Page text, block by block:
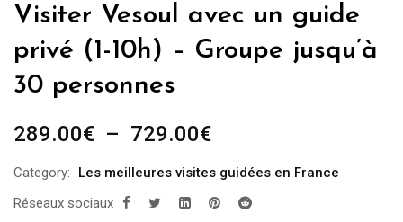
Visiter Vesoul avec un guide
privé (1-10h) – Groupe jusqu’à
30 personnes
289.00€ – 729.00€Plage
prix :
289.00€
Category:
Les meilleures visites guidées en France
Réseaux sociaux